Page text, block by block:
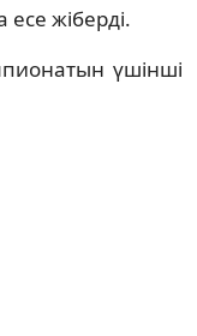
жіберді.
үшінші